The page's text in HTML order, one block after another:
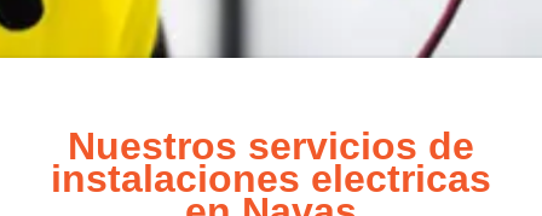
Nuestros servicios de
instalaciones electricas